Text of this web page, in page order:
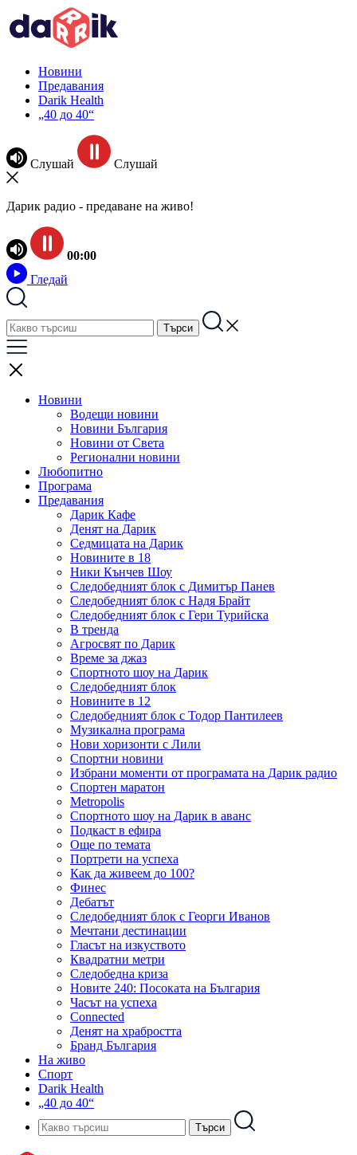
Новини
Предавания
Darik Health
„40 до 40“
Слушай Слушай
Дарик радио - предаване на живо!
00:00
Гледай
Новини
Водещи новини
Новини България
Новини от Света
Регионални новини
Любопитно
Програма
Предавания
Дарик Кафе
Денят на Дарик
Седмицата на Дарик
Новините в 18
Ники Кънчев Шоу
Следобедният блок с Димитър Панев
Следобедният блок с Надя Брайт
Следобедният блок с Гери Турийска
В тренда
Агросвят по Дарик
Време за джаз
Спортното шоу на Дарик
Следобедният блок
Новините в 12
Следобедният блок с Тодор Пантилеев
Музикална програма
Нови хоризонти с Лили
Спортни новини
Избрани моменти от програмата на Дарик радио
Спортен маратон
Metropolis
Спортното шоу на Дарик в аванс
Подкаст в ефира
Още по темата
Портрети на успеха
Как да живеем до 100?
Финес
Дебатът
Следобедният блок с Георги Иванов
Мечтани дестинации
Гласът на изкуството
Квадратни метри
Следобедна криза
Новите 240: Посоката на България
Часът на успеха
Connected
Денят на храбростта
Бранд България
На живо
Спорт
Darik Health
„40 до 40“